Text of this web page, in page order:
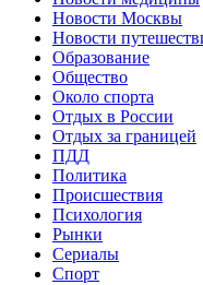
Новости Москвы
Новости
Образование
Общество
Около спорта
Отдых в России
Отдых за границей
ПДД
Политика
Происшествия
Психология
Рынки
Сериалы
Спорт